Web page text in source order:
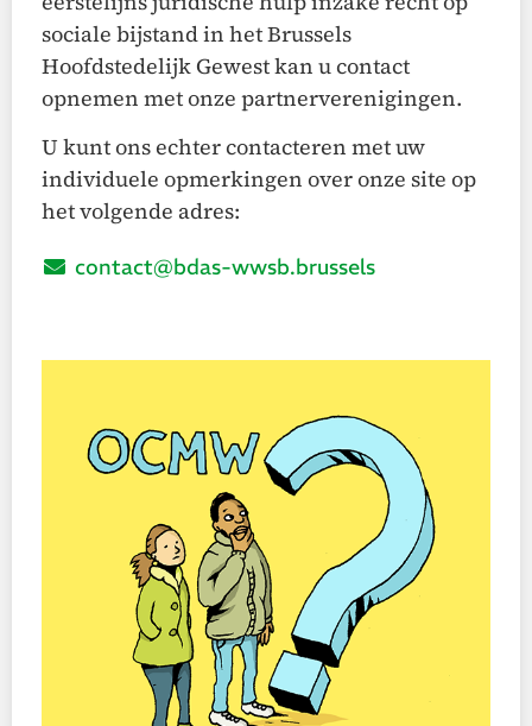
sociale bijstand in het Brussels
Hoofdstedelijk Gewest kan u contact
opnemen met onze partnerverenigingen.
U kunt ons echter contacteren met uw
individuele opmerkingen over onze site op
het volgende adres:
contact@bdas-wwsb.brussels